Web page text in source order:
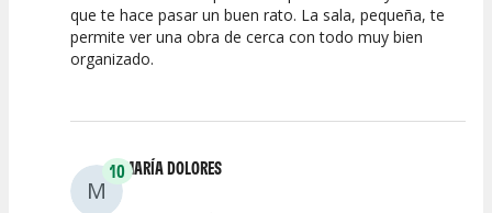
Calidad del
Espectáculo
Puesta en
Interpretación
que te hace pasar un buen rato. La sala, pequeña, te
permite ver una obra de cerca con todo muy bien
organizado.
M
10MARÍA DOLORES